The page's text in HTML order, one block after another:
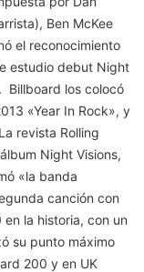
Ben McKee
el reconocimiento
estudio debut Night
Billboard los colocó
«Year In Rock», y
revista Rolling
Night Visions,
«la banda
canción con
la historia, con un
su punto máximo
200 y en UK